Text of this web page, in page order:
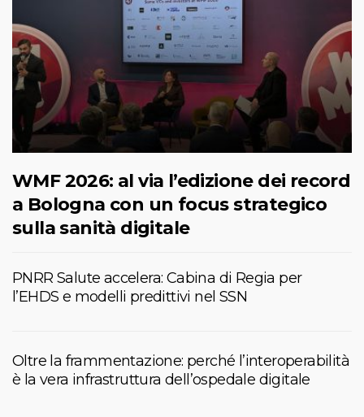
WMF 2026: al via l’edizione dei record
a Bologna con un focus strategico
sulla sanità digitale
PNRR Salute accelera: Cabina di Regia per
l’EHDS e modelli predittivi nel SSN
Oltre la frammentazione: perché l’interoperabilità
è la vera infrastruttura dell’ospedale digitale